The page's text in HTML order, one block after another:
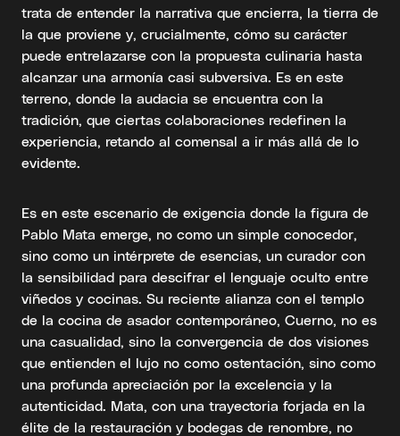
trata de entender la narrativa que encierra, la tierra de
la que proviene y, crucialmente, cómo su carácter
puede entrelazarse con la propuesta culinaria hasta
alcanzar una armonía casi subversiva. Es en este
terreno, donde la audacia se encuentra con la
tradición, que ciertas colaboraciones redefinen la
experiencia, retando al comensal a ir más allá de lo
evidente.
Es en este escenario de exigencia donde la figura de
Pablo Mata emerge, no como un simple conocedor,
sino como un intérprete de esencias, un curador con
la sensibilidad para descifrar el lenguaje oculto entre
viñedos y cocinas. Su reciente alianza con el templo
de la cocina de asador contemporáneo, Cuerno, no es
una casualidad, sino la convergencia de dos visiones
que entienden el lujo no como ostentación, sino como
una profunda apreciación por la excelencia y la
autenticidad. Mata, con una trayectoria forjada en la
élite de la restauración y bodegas de renombre, no